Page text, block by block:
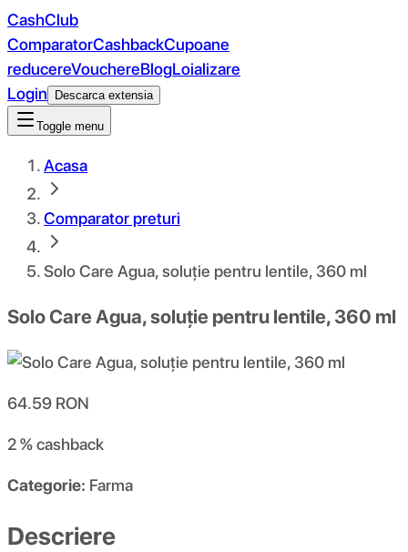
CashClub
ComparatorCashbackCupoane
reducereVouchereBlogLoializare
Login
Descarca extensia
Toggle menu
Acasa
Comparator preturi
Solo Care Agua, soluție pentru lentile, 360 ml
Solo Care Agua, soluție pentru lentile, 360 ml
64.59 RON
2 %cashback
Categorie: Farma
Descriere